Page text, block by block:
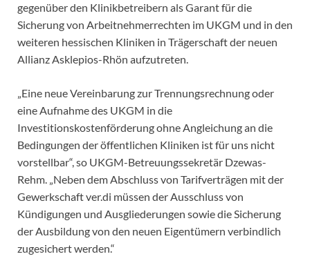
gegenüber den Klinikbetreibern als Garant für die
Sicherung von Arbeitnehmerrechten im UKGM und in den
weiteren hessischen Kliniken in Trägerschaft der neuen
Allianz Asklepios-Rhön aufzutreten.
„Eine neue Vereinbarung zur Trennungsrechnung oder
eine Aufnahme des UKGM in die
Investitionskostenförderung ohne Angleichung an die
Bedingungen der öffentlichen Kliniken ist für uns nicht
vorstellbar“, so UKGM-Betreuungssekretär Dzewas-
Rehm. „Neben dem Abschluss von Tarifverträgen mit der
Gewerkschaft ver.di müssen der Ausschluss von
Kündigungen und Ausgliederungen sowie die Sicherung
der Ausbildung von den neuen Eigentümern verbindlich
zugesichert werden.“